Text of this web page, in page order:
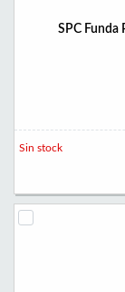
SPC Funda
Sin stock